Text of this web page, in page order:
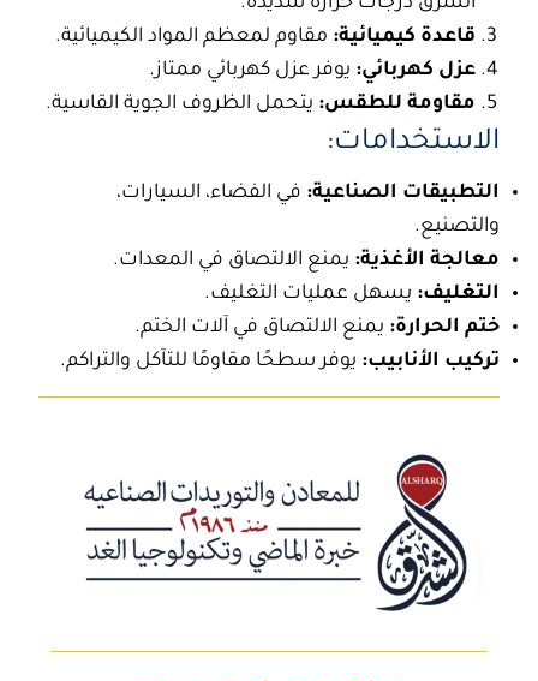
قاعدة كيميائية: مقاوم لمعظم المواد الكيميائية.
عزل كهربائي: يوفر عزل كهربائي ممتاز.
مقاومة للطقس: يتحمل الظروف الجوية القاسية.
الاستخدامات:
التطبيقات الصناعية: في الفضاء، السيارات،
والتصنيع.
معالجة الأغذية: يمنع الالتصاق في المعدات.
التغليف: يسهل عمليات التغليف.
ختم الحرارة: يمنع الالتصاق في آلات الختم.
تركيب الأنابيب: يوفر سطحًا مقاومًا للتآكل والتراكم.